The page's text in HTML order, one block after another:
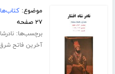
موضوع:
۲۷ صفحه
برچسب‌ها:
آخرین فاتح